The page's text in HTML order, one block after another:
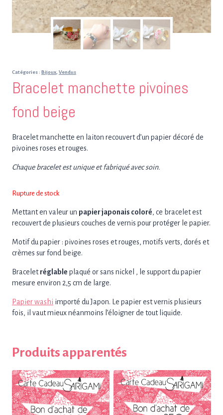
Catégories : Bijoux, Vendus
Bracelet manchette pivoines
fond beige
Bracelet manchette en laiton recouvert d’un papier décoré de
pivoines roses et rouges.
Chaque bracelet est unique et fabriqué avec soin.
Rupture de stock
Mettant en valeur un papier japonais coloré, ce bracelet est
recouvert de plusieurs couches de vernis pour protéger le papier.
Motif du papier : pivoines roses et rouges, motifs verts, dorés et
crèmes sur fond beige.
Braceletréglable plaqué or sans nickel , le support du papier
mesure environ 2,5 cm de large.
Papier washi importé du Japon. Le papier est vernis plusieurs
fois, il vaut mieux néanmoins l’éloigner de tout liquide.
Produits apparentés